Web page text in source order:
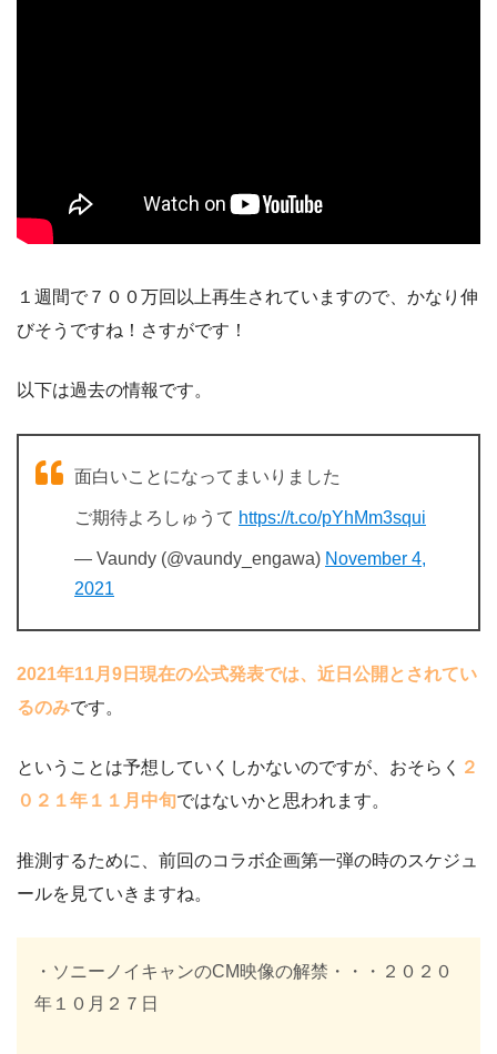
１週間で７００万回以上再生されていますので、かなり伸
びそうですね！さすがです！
以下は過去の情報です。
面白いことになってまいりました
ご期待よろしゅうて https://t.co/pYhMm3squi
— Vaundy (@vaundy_engawa) November 4,
2021
2021年11月9日現在の公式発表では、近日公開とされてい
るのみです。
ということは予想していくしかないのですが、おそらく ２
０２１年１１月中旬ではないかと思われます。
推測するために、前回のコラボ企画第一弾の時のスケジュ
ールを見ていきますね。
・ソニーノイキャンのCM映像の解禁・・・２０２０
年１０月２７日